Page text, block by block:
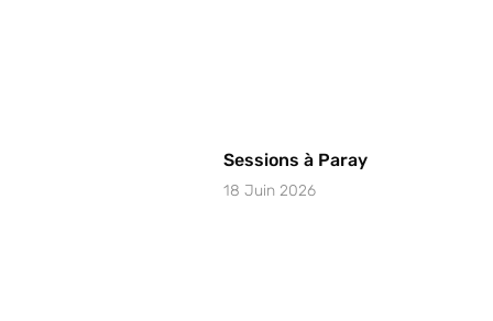
Sessions à Paray
18 Juin 2026